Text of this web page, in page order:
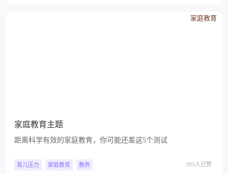
家庭教育
家庭教育主题
距离科学有效的家庭教育，你可能还差这5个测试
育儿压力 家庭教育 教养 385人已赞